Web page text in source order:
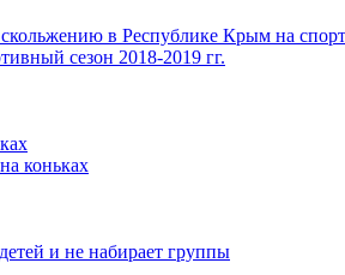
в Республике Крым на
сезон 2018-2019 гг.
коньках
и не набирает группы